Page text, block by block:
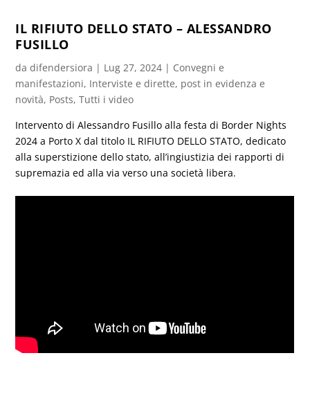
IL RIFIUTO DELLO STATO – ALESSANDRO
FUSILLO
dadifendersiora | Lug 27, 2024 | Convegni e
manifestazioni, Interviste e dirette, post in evidenza e
novità, Posts,Tutti i video
Intervento di Alessandro Fusillo alla festa di Border Nights
2024 a Porto X dal titolo IL RIFIUTO DELLO STATO, dedicato
alla superstizione dello stato, all’ingiustizia dei rapporti di
supremazia ed alla via verso una società libera.